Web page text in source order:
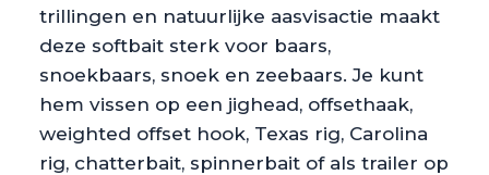
trillingen en natuurlijke aasvisactie maakt
deze softbait sterk voor baars,
snoekbaars, snoek en zeebaars. Je kunt
hem vissen op een jighead, offsethaak,
weighted offset hook, Texas rig, Carolina
rig, chatterbait, spinnerbait of als trailer op